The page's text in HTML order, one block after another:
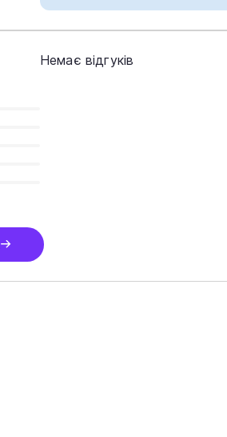
Немає відгуків